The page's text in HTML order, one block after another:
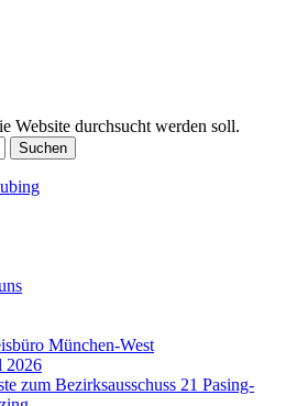
Website durchsucht werden soll.
Suchen
München-West
2026
zum Bezirksausschuss 21 Pasing-